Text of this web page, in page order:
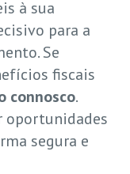
à sua
para a
Se
fiscais
connosco.
oportunidades
segura e